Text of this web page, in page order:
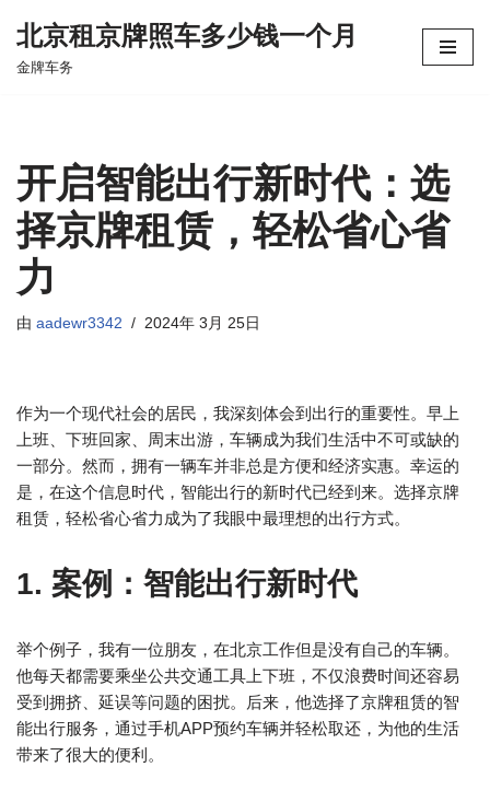
跳
北京租京牌照车多少钱一个月
金牌车务
开启智能出行新时代：选
择京牌租赁，轻松省心省
力
由 aadewr3342 2024年 3月 25日
作为一个现代社会的居民，我深刻体会到出行的重要性。早上
上班、下班回家、周末出游，车辆成为我们生活中不可或缺的
一部分。然而，拥有一辆车并非总是方便和经济实惠。幸运的
是，在这个信息时代，智能出行的新时代已经到来。选择京牌
租赁，轻松省心省力成为了我眼中最理想的出行方式。
1. 案例：智能出行新时代
举个例子，我有一位朋友，在北京工作但是没有自己的车辆。
他每天都需要乘坐公共交通工具上下班，不仅浪费时间还容易
受到拥挤、延误等问题的困扰。后来，他选择了京牌租赁的智
能出行服务，通过手机APP预约车辆并轻松取还，为他的生活
带来了很大的便利。